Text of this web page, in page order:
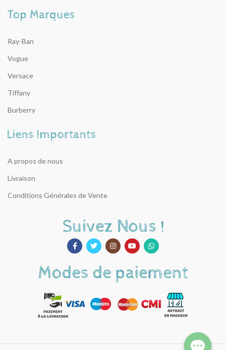
Ray-Ban
Vogue
Versace
Tiffany
Burberry
A propos de nous
Livraison
Conditions Générales de Vente